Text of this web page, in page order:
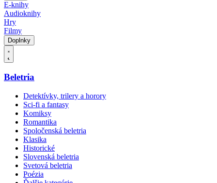
E-knihy
Audioknihy
Hry
Filmy
Doplnky
Beletria
Detektívky, trilery a horory
Sci-fi a fantasy
Komiksy
Romantika
Spoločenská beletria
Klasika
Historické
Slovenská beletria
Svetová beletria
Poézia